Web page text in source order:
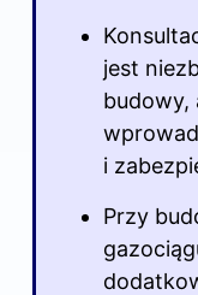
jest
budowy,
i
Przy